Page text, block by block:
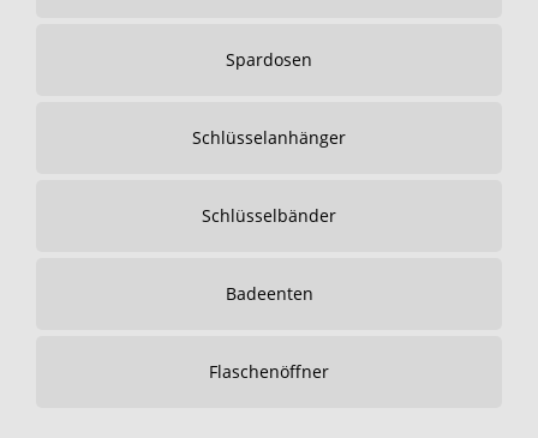
Spardosen
Schlüsselanhänger
Schlüsselbänder
Badeenten
Flaschenöffner